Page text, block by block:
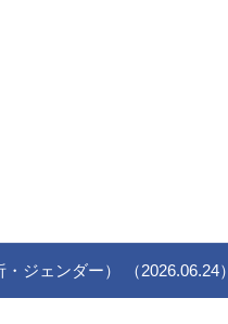
ジェンダー） （2026.06.24）